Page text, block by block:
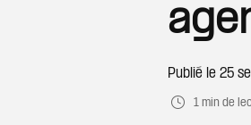
Publié le 25
1 min de